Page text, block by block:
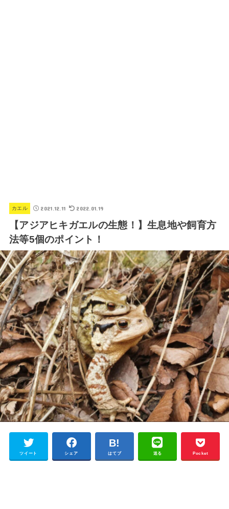
カエル 2021.12.11 2022.01.19
【アジアヒキガエルの生態！】生息地や飼育方
法等5個のポイント！
ツイート シェア はてブ 送る Pocket